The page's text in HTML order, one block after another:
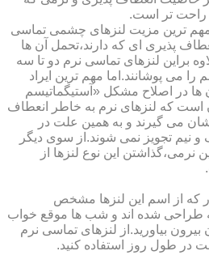
راحت تر است.
ترین مزیت لنزهای چشمی تماسی
پذیری ای که دارند،تحمل آن ها
براین لنزهای تماسی نرم دو تا سه
می پوشانند.اما مهم ترین ایراد
ها در اصلاح مشکل «آستیگماتیسم
است که لنزهای نرم به خاطر انعطاف
می گیرند و به همین علت در
و نیم تجویز نمی شوند.از سوی دیگر
نرمی،گذاشتن این نوع لنزها از
که از اسم این لنزها مشخص
طراحی شده اند و شب ها موقع خواب
بیرون بیاورید.از لنزهای تماسی نرم